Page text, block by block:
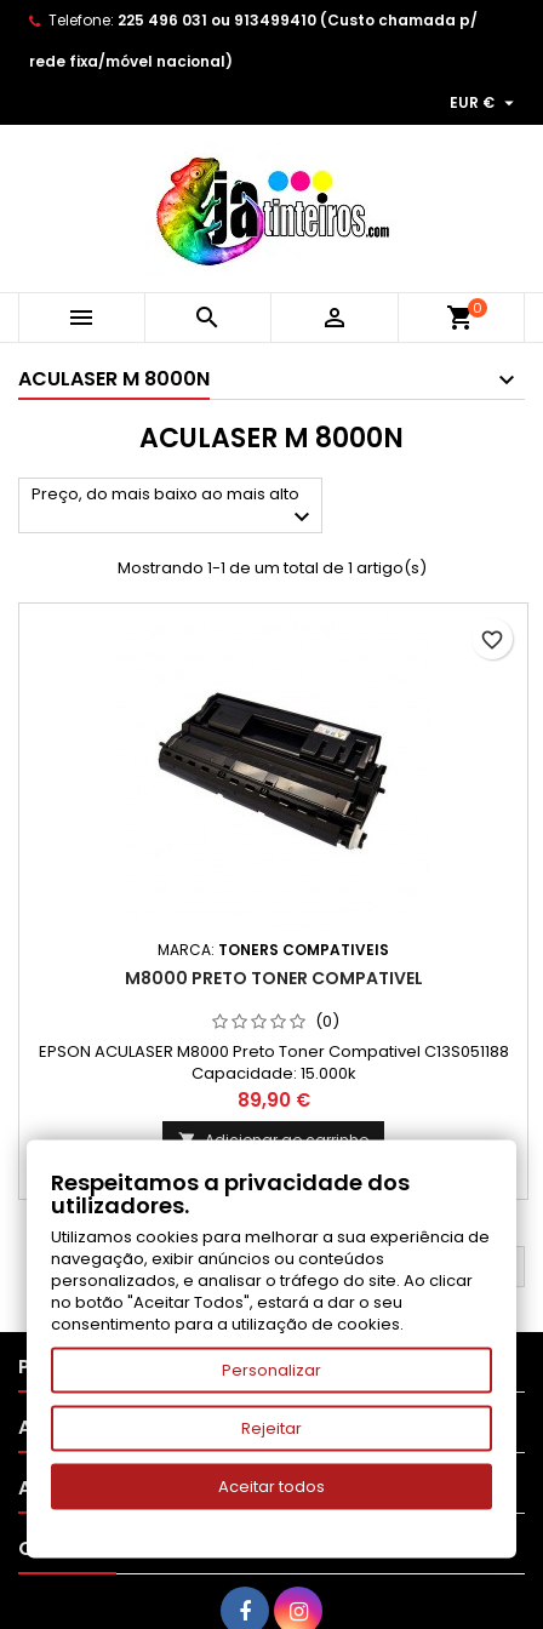
Telefone: 225 496 031 ou 913499410 (Custo chamada p/
rede fixa/móvel nacional)
EUR € 
   shopping_cart0
ACULASER M 8000N
ACULASER M 8000N
Preço, do mais baixo ao mais alto

Mostrando 1-1 de um total de 1 artigo(s)
MARCA: TONERS COMPATIVEIS
M8000 PRETO TONER COMPATIVEL
(0)
EPSON ACULASER M8000 Preto Toner Compativel C13S051188
Capacidade: 15.000k
Preço
89,90 €
 Adicionar ao carrinho
Últimos artigos em stock
favorite_border
VOLTAR AO TOPO
PRODUTOS
APOIO AO CLIENTE
A SUA CONTA
CONTATO 
As minhas listas de desejos ×
((modalTitle)) ×
((cancelText)) ((modalDeleteText))
Create wishlist ×
Wishlist name
Cancelar Create wishlist
Entrar ×
You need to be logged in to save products in your
wishlist.
Cancelar
Respeitamos a privacidade dos
utilizadores.
Utilizamos cookies para melhorar a sua experiência de
navegação, exibir anúncios ou conteúdos
personalizados, e analisar o tráfego do site. Ao clicar
no botão "Aceitar Todos", estará a dar o seu
consentimento para a utilização de cookies.
Personalizar
Rejeitar
Aceitar todos